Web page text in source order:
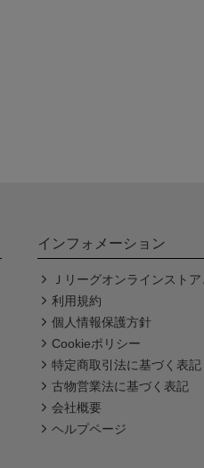
インフォメーション
Ｊリーグオンラインスト
利用規約
個人情報保護方針
Cookieポリシー
特定商取引法に基づく表記
古物営業法に基づく表記
会社概要
ヘルプページ